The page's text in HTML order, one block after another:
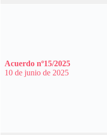
Acuerdo nº15/2025
10 de junio de 2025